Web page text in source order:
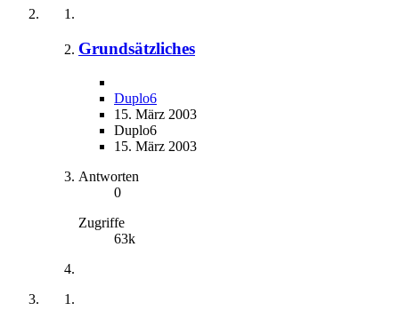
Grundsätzliches
Duplo6
15. März 2003
Duplo6
15. März 2003
Antworten
0
Zugriffe
63k